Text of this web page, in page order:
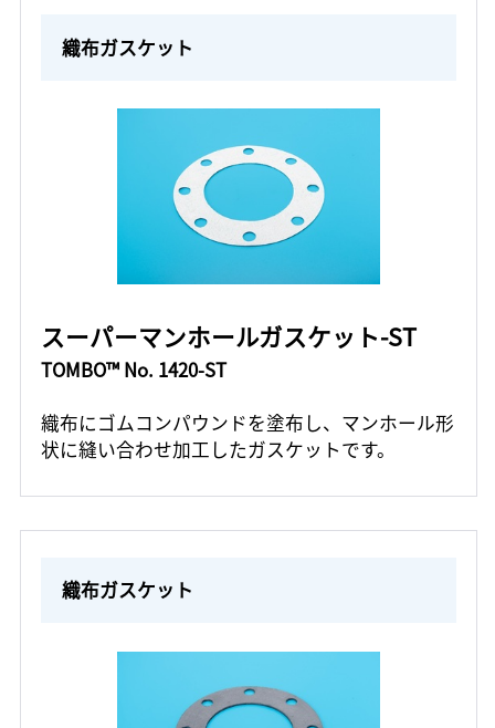
織布ガスケット
スーパーマンホールガスケット-ST
TOMBO™ No. 1420-ST
織布にゴムコンパウンドを塗布し、マンホール形
状に縫い合わせ加工したガスケットです。
織布ガスケット